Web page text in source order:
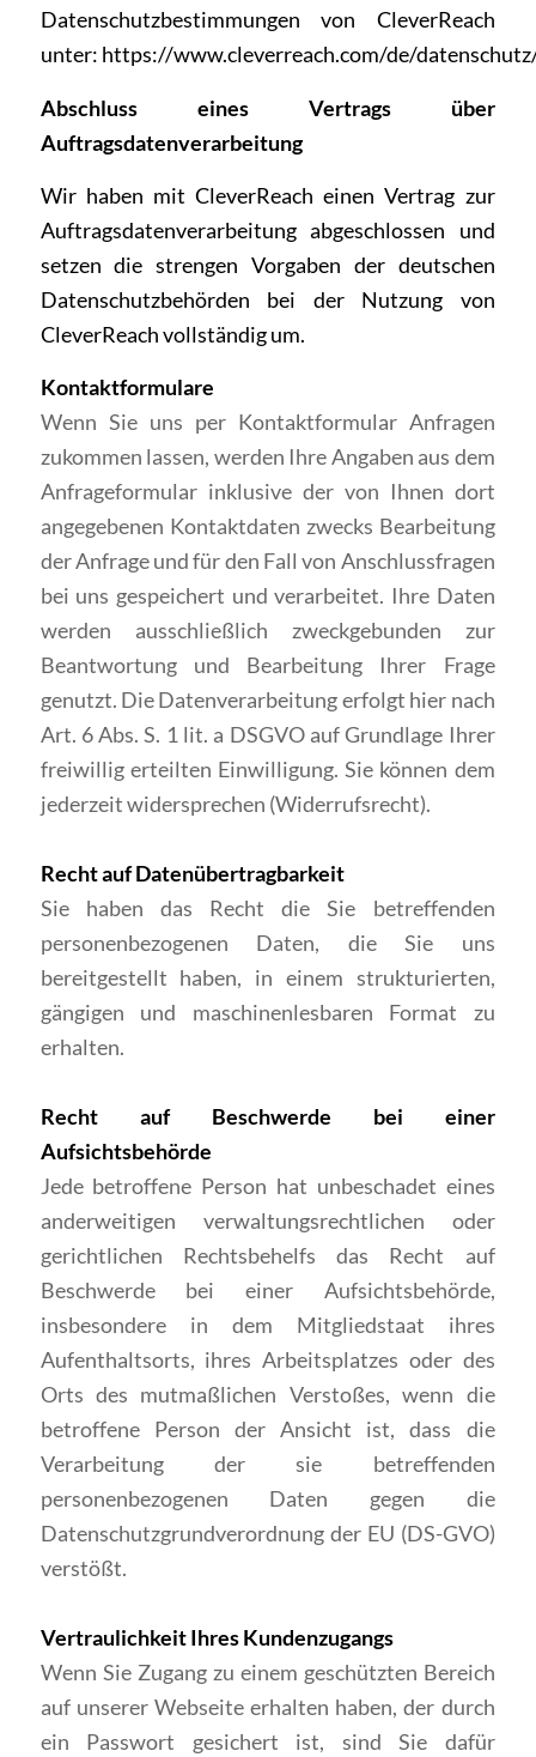
Datenschutzbestimmungen von CleverReach
unter: https://www.cleverreach.com/de/
Abschluss eines Vertrags über
Auftragsdatenverarbeitung
Wir haben mit CleverReach einen Vertrag zur
Auftragsdatenverarbeitung abgeschlossen und
setzen die strengen Vorgaben der deutschen
Datenschutzbehörden bei der Nutzung von
CleverReach vollständig um.
Kontaktformulare
Wenn Sie uns per Kontaktformular Anfragen
zukommen lassen, werden Ihre Angaben aus dem
Anfrageformular inklusive der von Ihnen dort
angegebenen Kontaktdaten zwecks Bearbeitung
der Anfrage und für den Fall von Anschlussfragen
bei uns gespeichert und verarbeitet. Ihre Daten
werden ausschließlich zweckgebunden zur
Beantwortung und Bearbeitung Ihrer Frage
genutzt. Die Datenverarbeitung erfolgt hier nach
Art. 6 Abs. S. 1 lit. a DSGVO auf Grundlage Ihrer
freiwillig erteilten Einwilligung. Sie können dem
jederzeit widersprechen (Widerrufsrecht).
Recht auf Datenübertragbarkeit
Sie haben das Recht die Sie betreffenden
personenbezogenen Daten, die Sie uns
bereitgestellt haben, in einem strukturierten,
gängigen und maschinenlesbaren Format zu
erhalten.
Recht auf Beschwerde bei einer
Aufsichtsbehörde
Jede betroffene Person hat unbeschadet eines
anderweitigen verwaltungsrechtlichen oder
gerichtlichen Rechtsbehelfs das Recht auf
Beschwerde bei einer Aufsichtsbehörde,
insbesondere in dem Mitgliedstaat ihres
Aufenthaltsorts, ihres Arbeitsplatzes oder des
Orts des mutmaßlichen Verstoßes, wenn die
betroffene Person der Ansicht ist, dass die
Verarbeitung der sie betreffenden
personenbezogenen Daten gegen die
Datenschutzgrundverordnung der EU (DS-GVO)
verstößt.
Vertraulichkeit Ihres Kundenzugangs
Wenn Sie Zugang zu einem geschützten Bereich
auf unserer Webseite erhalten haben, der durch
ein Passwort gesichert ist, sind Sie dafür